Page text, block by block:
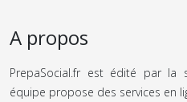
A propos
PrepaSocial.fr est édité par la
équipe propose des services en